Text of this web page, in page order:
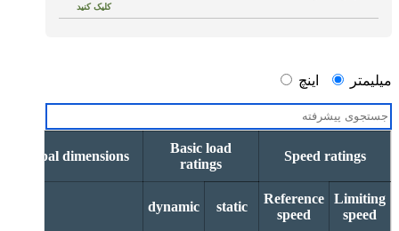
کلیک کنید
Bore diameter
Outside diameter
Width
میلیمتر اینچ
Principal dimensions
Basic load
ratings
Speed ratings
dynamic static
Reference
speed
Limiting
speed